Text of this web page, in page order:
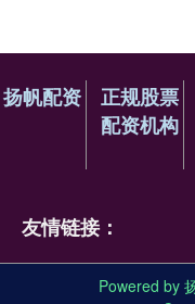
扬帆配资
正规股票
配资机构
友情链接：
Powered by